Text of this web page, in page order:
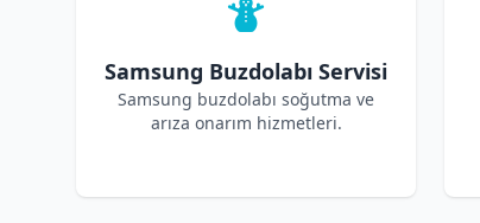
Samsung Buzdolabı Servisi
Samsung buzdolabı soğutma ve
arıza onarım hizmetleri.